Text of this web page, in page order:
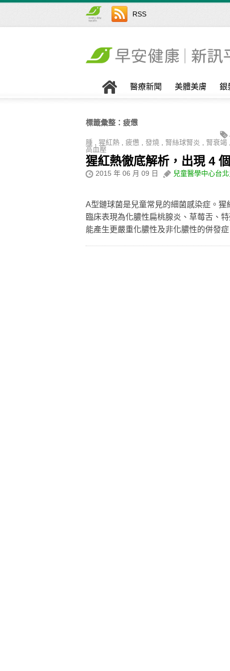
RSS
醫療新聞 美體美膚 銀
標籤彙整： 疲憊
腫 , 猩紅熱 , 疲憊 , 發燒 , 腎絲球腎炎 , 腎衰竭 ,
高血壓
猩紅熱徹底解析，出現 4
2015 年 06 月 09 日 兒童醫學中心台
Α型鏈球菌是兒童常見的細菌感染症。
臨床表現為化膿性扁桃腺炎、草莓舌、
能產生更嚴重化膿性及非化膿性的併發